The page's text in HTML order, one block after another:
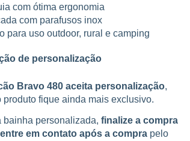
com ótima ergonomia
com parafusos inox
para uso outdoor, rural e camping
de personalização
Bravo 480 aceita personalização,
produto fique ainda mais exclusivo.
bainha personalizada, finalize a compra
entre em contato após a compra pelo